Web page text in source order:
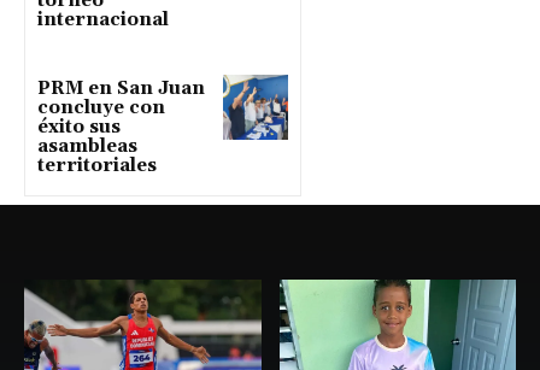
internacional
PRM en San Juan
concluye con
éxito sus
asambleas
territoriales